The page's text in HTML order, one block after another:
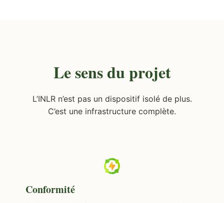
Le sens du projet
L’INLR n’est pas un dispositif isolé de plus.
C’est une infrastructure complète.
Conformité